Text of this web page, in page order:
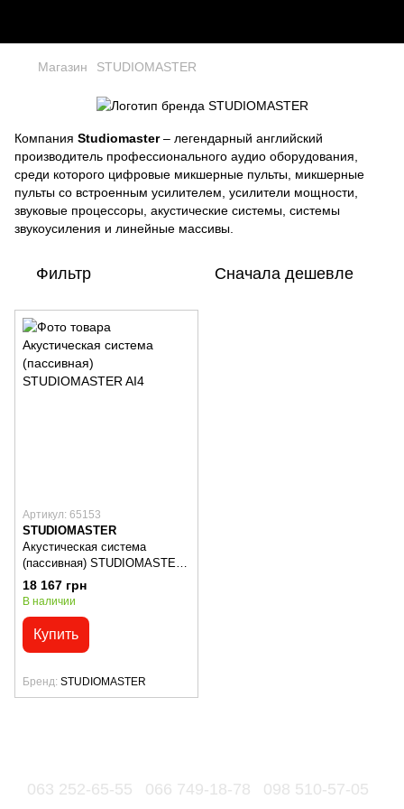
Магазин STUDIOMASTER
Компания Studiomaster– легендарный английский
производитель профессионального аудио оборудования,
среди которого цифровые микшерные пульты, микшерные
пульты со встроенным усилителем, усилители мощности,
звуковые процессоры, акустические системы, системы
звукоусиления и линейные массивы.
Фильтр Сначала дешевле
Артикул: 65153
STUDIOMASTER
Акустическая система
(пассивная) STUDIOMASTER
AI4
18 167 грн
В наличии
Купить
Бренд STUDIOMASTER
063 252-65-55 066 749-18-78 098 510-57-05